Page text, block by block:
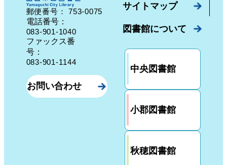
郵便番号：753-0075 山口県山口市中園町７番７号
電話番号：
083-901-1040
ファックス番
号：
083-901-1144
お問い合わせ
サイトマップ
図書館について
中央図書館
小郡図書館
秋穂図書館